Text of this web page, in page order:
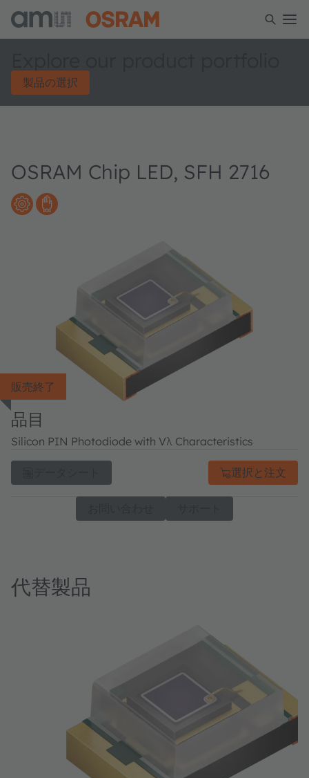
製品の選択
OSRAM Chip LED, SFH 2716
販売終了
品目
Silicon PIN Photodiode with Vλ Characteristics
選択と注文
代替製品